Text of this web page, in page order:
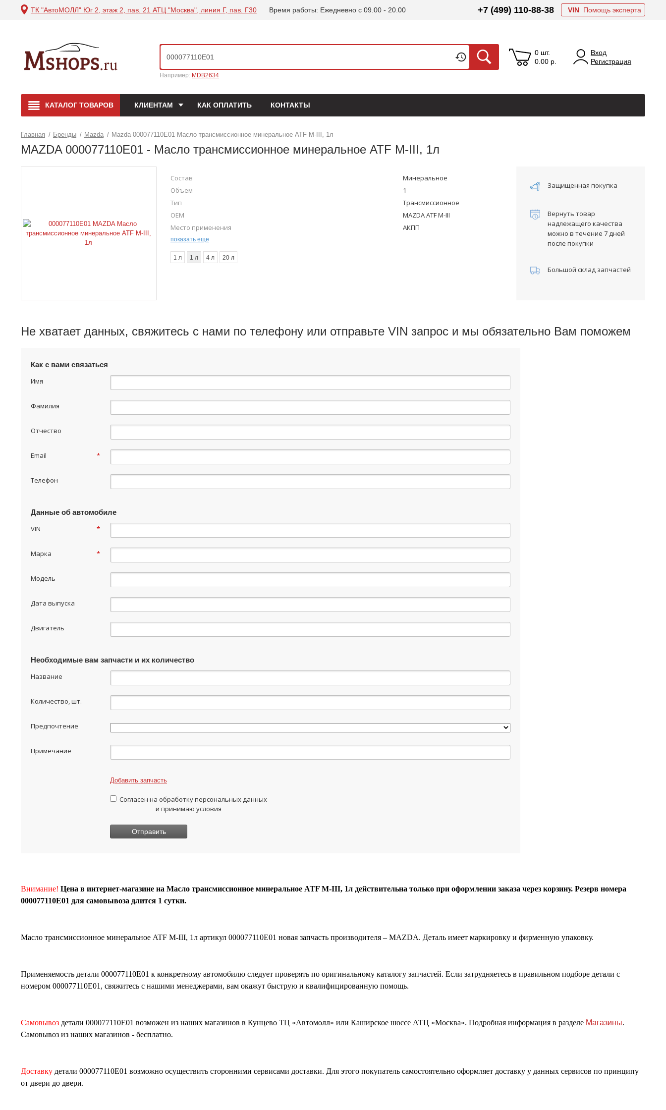
ТК "АвтоМОЛЛ" Юг 2, этаж 2, пав. 21 АТЦ "Москва", линия Г, пав. Г30 Время работы: Ежедневно с 09.00 - 20.00 +7 (499) 110-88-38 VIN Помощь эксперта
Например: MDB2634
0 шт.
0.00 р.
Вход
Регистрация
КАТАЛОГ ТОВАРОВ КЛИЕНТАМ КАК ОПЛАТИТЬ КОНТАКТЫ
Главная / Бренды / Mazda / Mazda 000077110E01 Масло трансмиссионное минеральное ATF M-III, 1л
MAZDA 000077110E01 - Масло трансмиссионное минеральное ATF M-III, 1л
Состав
Минеральное
Объем
1
Тип
Трансмиссионное
OEM
MAZDA ATF M-III
Место применения
АКПП
Тип контейнера
показать еще
1 л 1 л 4 л 20 л
Защищенная покупка
Вернуть товар
надлежащего качества
можно в течение 7 дней
после покупки
Большой склад запчастей
Не хватает данных, свяжитесь с нами по телефону или отправьте VIN запрос и мы обязательно Вам поможем
Как с вами связаться
Имя
Фамилия
Отчество
Email *
Телефон
Данные об автомобиле
VIN *
Марка *
Модель
Дата выпуска
Двигатель
Необходимые вам запчасти и их количество
Название
Количество, шт.
Предпочтение
Примечание
Добавить запчасть
Согласен на обработку персональных данных
и принимаю условия
Внимание! Цена в интернет-магазине на Масло трансмиссионное минеральное ATF M-III, 1л действительна только при оформлении заказа через корзину. Резерв номера
000077110E01 для самовывоза длится 1 сутки.
Масло трансмиссионное минеральное ATF M-III, 1л артикул 000077110E01 новая запчасть производителя – MAZDA. Деталь имеет маркировку и фирменную упаковку.
Применяемость детали 000077110E01 к конкретному автомобилю следует проверять по оригинальному каталогу запчастей. Если затрудняетесь в правильном подборе детали с
номером 000077110E01 , свяжитесь с нашими менеджерами, вам окажут быструю и квалифицированную помощь.
Самовывоз детали 000077110E01 возможен из наших магазинов в Кунцево ТЦ «Автомолл» или Каширское шоссе АТЦ «Москва». Подробная информация в разделе Магазины.
Самовывоз из наших магазинов - бесплатно.
Доставку детали 000077110E01 возможно осуществить сторонними сервисами доставки. Для этого покупатель самостоятельно оформляет доставку у данных сервисов по принципу
от двери до двери.